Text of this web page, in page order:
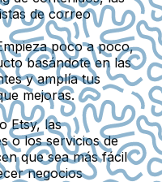
de correo
poco a poco,
basándote en las
y amplía tus
mejoras.
Etsy, las
o los servicios de
que sea más fácil
negocios